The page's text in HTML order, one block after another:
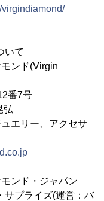
virgindiamond/
いて
ンド(Virgin
番7号
弘
エリー、アクセサ
ンド・ジャパン
サプライズ(運営：バ